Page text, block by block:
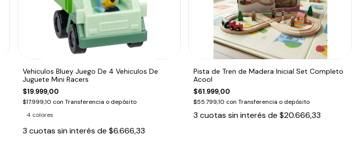
Vehiculos Bluey Juego De 4 Vehiculos De
Juguete Mini Racers
$19.999,00
$17.999,10 con Transferencia o depósito
4 colores
3 cuotas sin interés de $6.666,33
Pista de Tren de Madera Inicial Set Completo
Acool
$61.999,00
$55.799,10 con Transferencia o depósito
3 cuotas sin interés de$20.666,33